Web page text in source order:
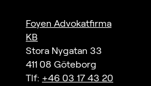
Foyen Advokatfirma
KB
Stora Nygatan 33
411 08 Göteborg
Tlf: +46 03 17 43 20